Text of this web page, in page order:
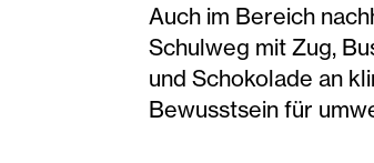
Auch im Bereich
Schulweg mit Zug,
und Schokolade an
Bewusstsein für